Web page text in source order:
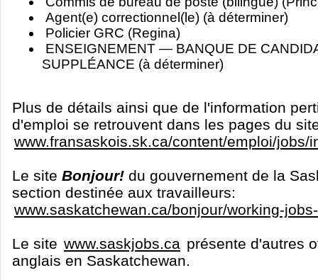
Agent(e) correctionnel(le) (à déterminer)
Policier GRC (Regina)
ENSEIGNEMENT — BANQUE DE
SUPPLÉANCE (à déterminer)
Plus de détails ainsi que de l'information
d'emploi se retrouvent dans les pages du
www.fransaskois.sk.ca/content/emploi/jobs/
Le site Bonjour! du gouvernement de la
section destinée aux travailleurs:
www.saskatchewan.ca/bonjour/working-
Le site www.saskjobs.ca présente d'autres
anglais en Saskatchewan.